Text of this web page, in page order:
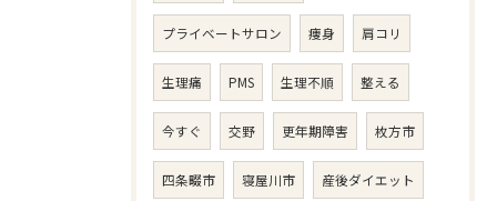
プライベートサロン 痩身 肩コリ
生理痛 PMS 生理不順 整える
今すぐ 交野 更年期障害 枚方市
四条畷市 寝屋川市 産後ダイエット